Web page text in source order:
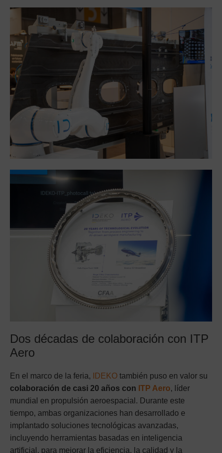
Dos décadas de colaboración con ITP
Aero
En el marco de la feria, IDEKO también puso en valor su
colaboración de casi 20 años con ITP Aero, líder
mundial en propulsión aeroespacial. Durante este
tiempo, ambas organizaciones han desarrollado e
implantado soluciones tecnológicas avanzadas,
incluyendo herramientas basadas en inteligencia
artificial, para mejorar la eficiencia, la calidad y la